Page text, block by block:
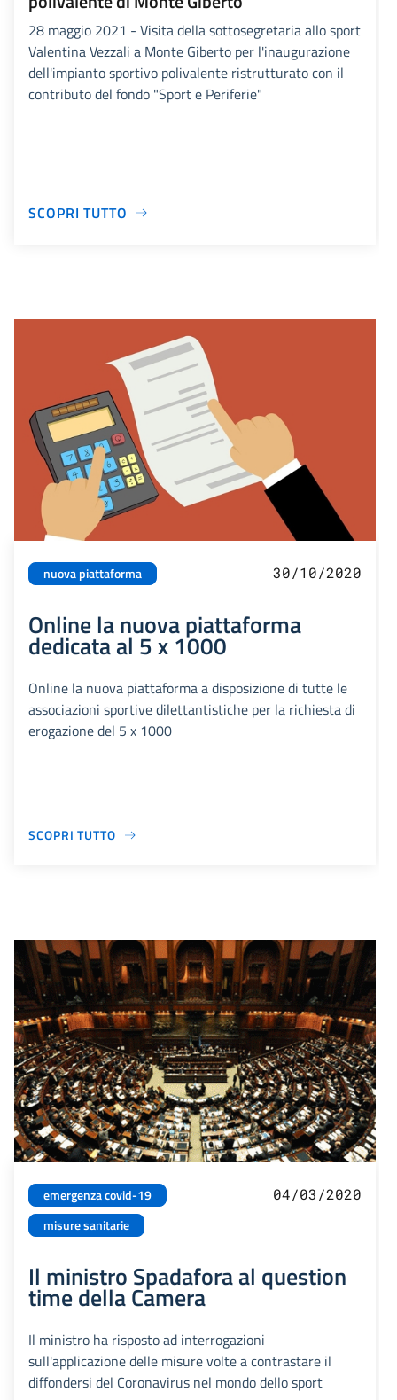
28 maggio 2021 - Visita della sottosegretaria allo sport
Valentina Vezzali a Monte Giberto per l'inaugurazione
dell'impianto sportivo polivalente ristrutturato con il
contributo del fondo "Sport e Periferie"
SCOPRI TUTTO
nuova piattaforma 30/10/2020
Online la nuova piattaforma
dedicata al 5 x 1000
Online la nuova piattaforma a disposizione di tutte le
associazioni sportive dilettantistiche per la richiesta di
erogazione del 5 x 1000
SCOPRI TUTTO
emergenza covid-19
misure sanitarie
04/03/2020
Il ministro Spadafora al question
time della Camera
Il ministro ha risposto ad interrogazioni
sull'applicazione delle misure volte a contrastare il
diffondersi del Coronavirus nel mondo dello sport